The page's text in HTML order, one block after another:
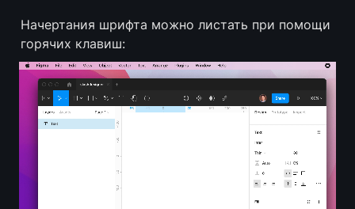
Начертания шрифта можно листать при помощи
горячих клавиш: